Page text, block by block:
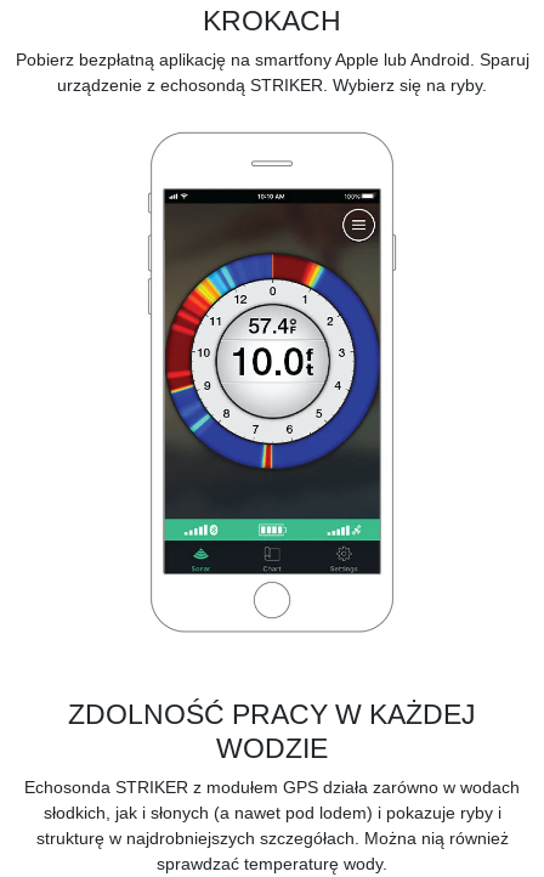
KROKACH
Pobierz bezpłatną aplikację na smartfony Apple lub Android. Sparuj
urządzenie z echosondą STRIKER. Wybierz się na ryby.
ZDOLNOŚĆ PRACY W KAŻDEJ
WODZIE
Echosonda STRIKER z modułem GPS działa zarówno w wodach
słodkich, jak i słonych (a nawet pod lodem) i pokazuje ryby i
strukturę w najdrobniejszych szczegółach. Można nią również
sprawdzać temperaturę wody.